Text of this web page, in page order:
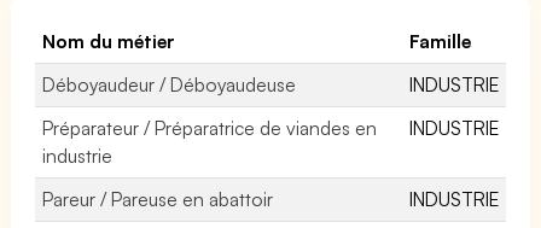
Nom du métier
Famille
Déboyaudeur / Déboyaudeuse
INDUSTRIE
Préparateur / Préparatrice de viandes en
industrie
INDUSTRIE
Pareur / Pareuse en abattoir
INDUSTRIE